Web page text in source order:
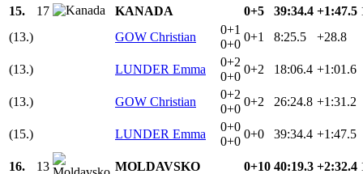
15.
17 KANADA 0+5 39:34.4 +1:47.5
(13.)
GOW Christian
0+1
0+0
0+1 8:25.5 +28.8
(13.) LUNDER Emma
0+2
0+0
0+2 18:06.4 +1:01.6
(13.) GOW Christian
0+2
0+0
0+2 26:24.8 +1:31.2
(15.) LUNDER Emma
0+0
0+0
0+0 39:34.4 +1:47.5
16. 13 MOLDAVSKO 0+10 40:19.3 +2:32.4